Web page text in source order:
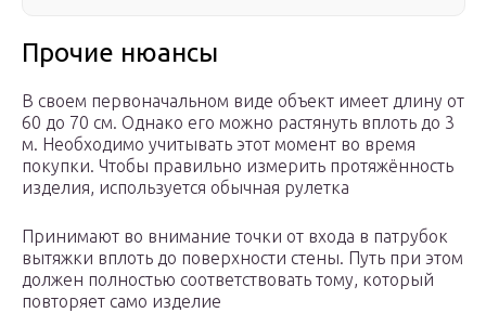
Прочие нюансы
В своем первоначальном виде объект имеет длину от
60 до 70 см. Однако его можно растянуть вплоть до 3
м. Необходимо учитывать этот момент во время
покупки. Чтобы правильно измерить протяжённость
изделия, используется обычная рулетка
Принимают во внимание точки от входа в патрубок
вытяжки вплоть до поверхности стены. Путь при этом
должен полностью соответствовать тому, который
повторяет само изделие